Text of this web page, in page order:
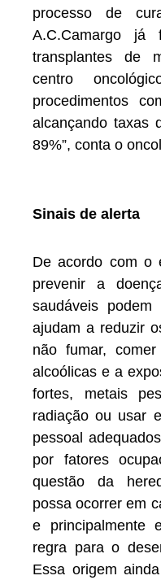
processo de
A.C.Camargo já
transplantes de
centro
procedimentos
alcançando taxas
89%”, conta o
Sinais de alerta
De acordo com o
prevenir a
saudáveis podem
ajudam a reduzir
não fumar,
alcoólicas e a
fortes, metais
radiação ou usar
pessoal
por fatores
questão da
possa ocorrer em
e principalmente
regra para o
Essa origem